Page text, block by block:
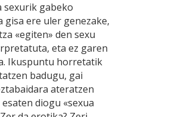
sexurik gabeko
gisa ere uler genezake,
«egiten» den sexu
eta ez garen
Ikuspuntu horretatik
badugu, gai
ateratzen
diogu «sexua